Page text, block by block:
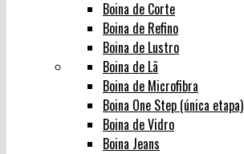
Boina de Corte
Boina de Refino
Boina de Lustro
Boina de Lã
Boina de Microfibra
Boina One Step (única etapa)
Boina de Vidro
Boina Jeans